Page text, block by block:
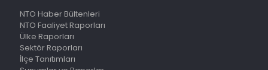
NTO Haber Bültenleri
NTO Faaliyet Raporları
Ülke Raporları
Sektör Raporları
İlçe Tanıtımları